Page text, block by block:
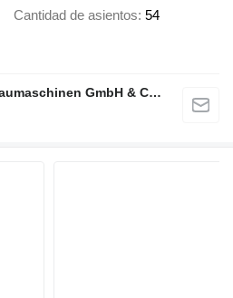
Cantidad de asientos 54
alga Nutzfahrzeug- und Baumaschinen GmbH & Co. KG